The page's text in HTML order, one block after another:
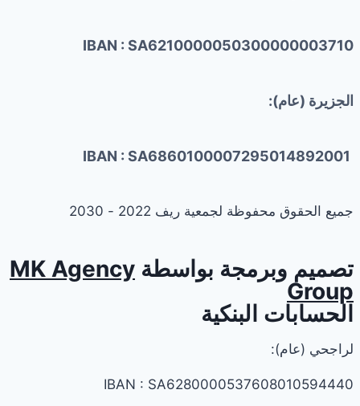
IBAN : SA6210000050300000003710
الجزيرة (عام):
جميع الحقوق محفوظة لجمعية ريف 2022 - 2030
تصميم وبرمجة بواسطة MK Agency
Group
الحسابات البنكية
لراجحي (عام):
IBAN : SA6280000537608010594440